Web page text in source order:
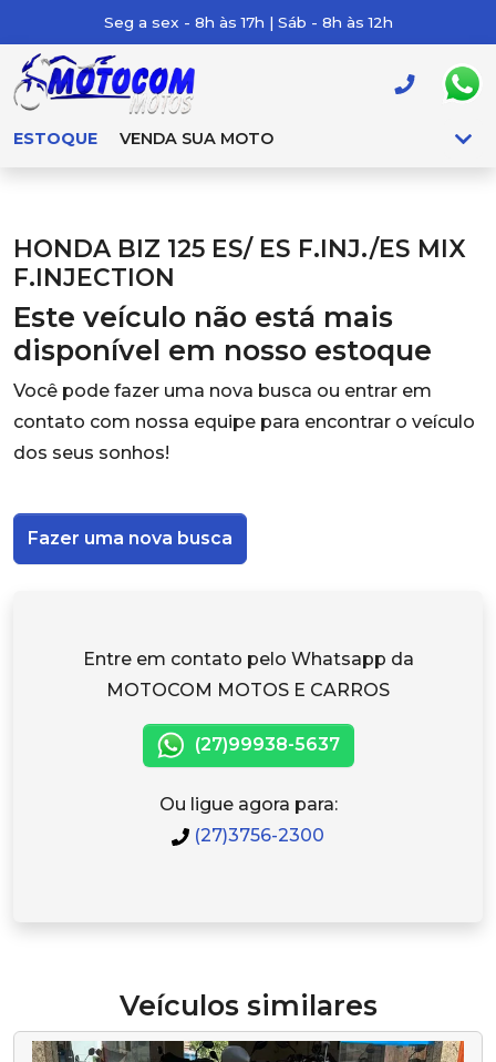
Seg a sex - 8h às 17h | Sáb - 8h às 12h
ESTOQUE VENDA SUA MOTO
HONDA BIZ 125 ES/ ES F.INJ./ES MIX
F.INJECTION
Este veículo não está mais
disponível em nosso estoque
Você pode fazer uma nova busca ou entrar em
contato com nossa equipe para encontrar o veículo
dos seus sonhos!
Fazer uma nova busca
Entre em contato pelo Whatsapp da
MOTOCOM MOTOS E CARROS
(27)99938-5637
Ou ligue agora para:
(27)3756-2300
Veículos similares